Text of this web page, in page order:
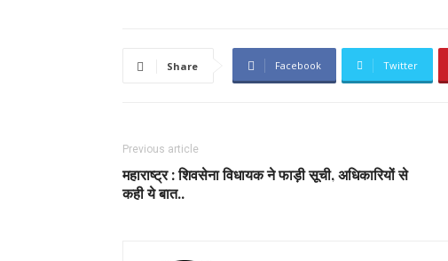
Share Facebook Twitter
Previous article
महाराष्ट्र : शिवसेना विधायक ने फाड़ी सूची, अधिकारियों से
कही ये बात..